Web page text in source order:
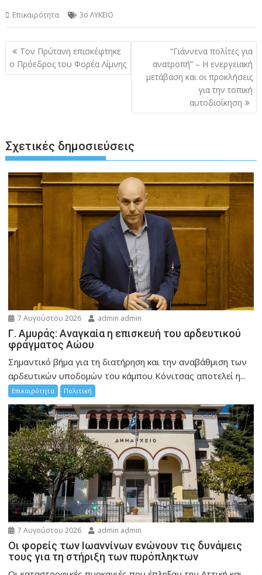
Επικαιρότητα 3ο ΛΥΚΕΙΟ
Πλοήγηση
άρθρων
Τον Πρύτανη επισκέφτηκε
ο Πρόεδρος του Φορέα Λίμνης
“Γιάννενα πολίτες για
ανατροπή” – Η ενεργειακή
μετάβαση και οι προκλήσεις
για την τοπική
αυτοδιοίκηση
Σχετικές δημοσιεύσεις
7 Αυγούστου 2026 admin admin
Γ. Αμυράς: Αναγκαία η επισκευή του αρδευτικού
φράγματος Αώου
Σημαντικό βήμα για τη διατήρηση και την αναβάθμιση των
αρδευτικών υποδομών του κάμπου Κόνιτσας αποτελεί η...
Επικαιρότητα Πολιτική
7 Αυγούστου 2026 admin admin
Οι φορείς των Ιωαννίνων ενώνουν τις δυνάμεις
τους για τη στήριξη των πυρόπληκτων